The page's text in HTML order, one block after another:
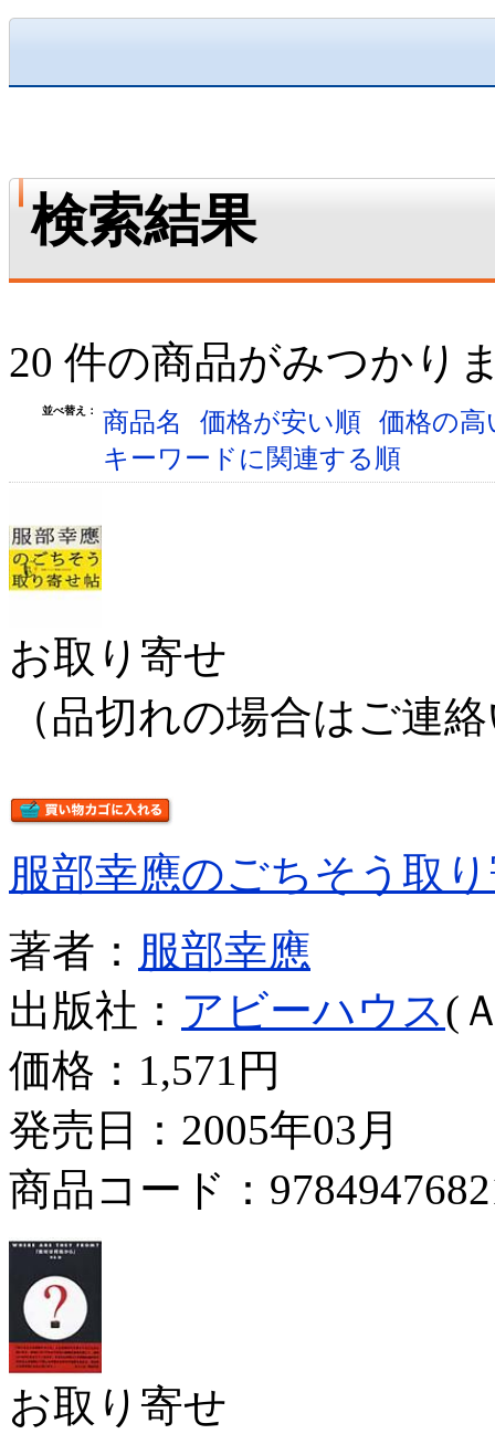
検索結果
20 件の商品がみつかり
並べ替え： 商品名 価格が安い順 価格の
キーワードに関連する順
お取り寄せ
（品切れの場合はご連
服部幸應のごちそう取
著者： 服部幸應
出版社： アビーハウス(
価格： 1,571円
発売日：2005年03月
商品コード：
お取り寄せ